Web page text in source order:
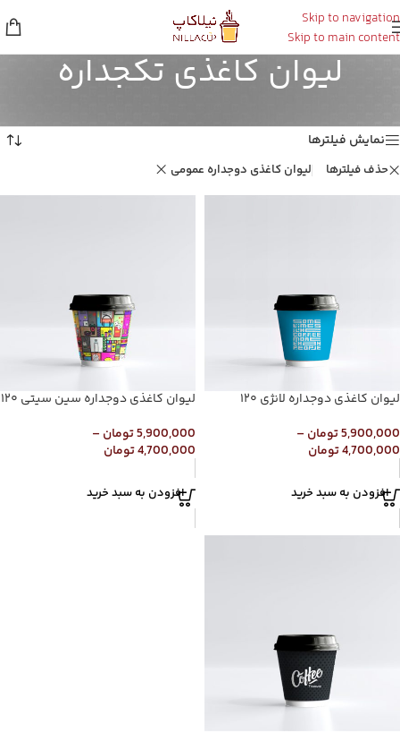
Skip to navigation
Skip to main content
لیوان کاغذی تکجداره
نمایش فیلترها
حذف فیلترها لیوان کاغذی دوجداره عمومی
لیوان کاغذی دوجداره لانژی ۱۲۰
5,900,000تومان –
4,700,000تومان
افزودن به سبد خرید
لیوان کاغذی دوجداره سین سیتی ۱۲۰
5,900,000تومان –
4,700,000تومان
افزودن به سبد خرید